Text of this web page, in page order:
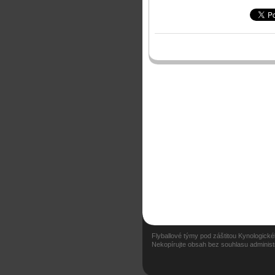
Flyballové týmy pod záštitou
Nekopírujte obsah bez souhlasu